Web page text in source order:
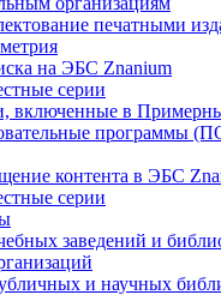
печатными
на ЭБС Znanium
серии
включенные в
программы
контента в ЭБС
серии
заведений и
и научных